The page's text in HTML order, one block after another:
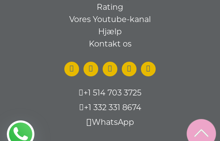
Rating
Vores Youtube-kanal
Hjælp
Kontakt os
+1 514 703 3725
+1 332 331 8674
WhatsApp